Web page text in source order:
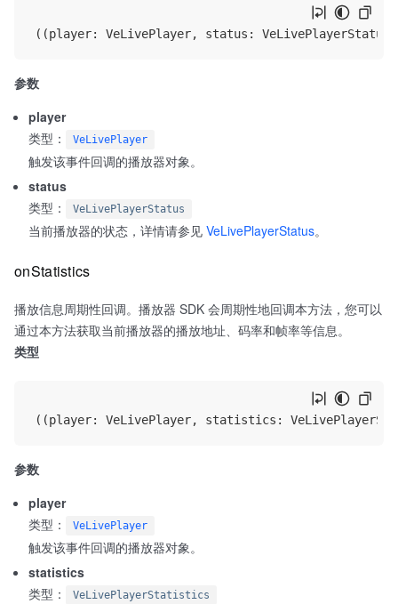
参数
player
类型：
VeLivePlayer
触发该事件回调的播放器对象。
status
类型：
VeLivePlayerStatus
当前播放器的状态，详情请参见 VeLivePlayerStatus。
onStatistics
播放信息周期性回调。播放器 SDK 会周期性地回调本方法，您可以
通过本方法获取当前播放器的播放地址、码率和帧率等信息。
类型
参数
player
类型：
VeLivePlayer
触发该事件回调的播放器对象。
statistics
类型：
VeLivePlayerStatistics